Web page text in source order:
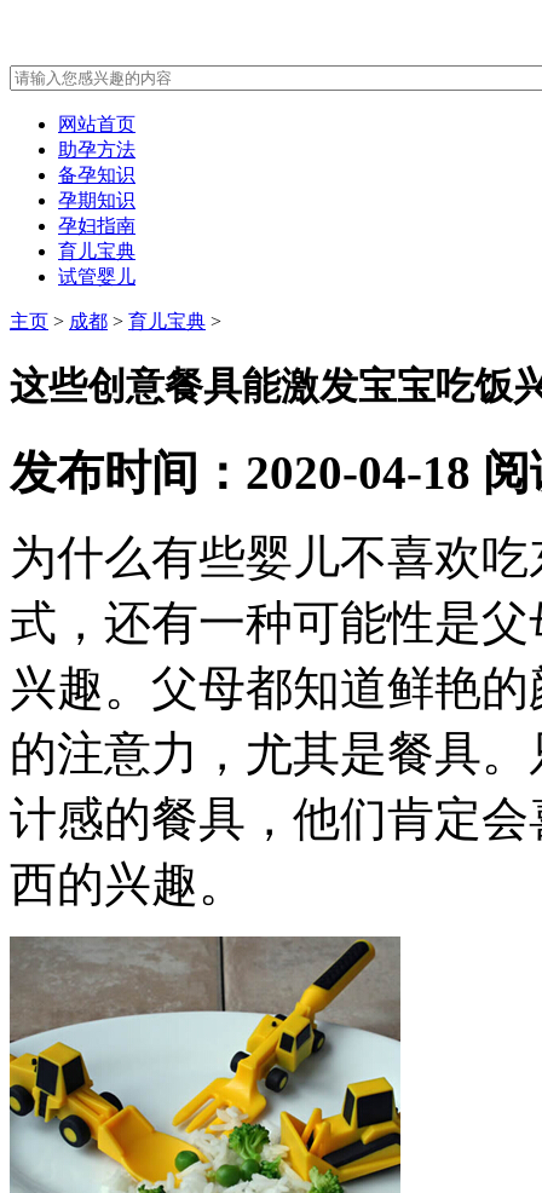
网站首页
助孕方法
备孕知识
孕期知识
孕妇指南
育儿宝典
试管婴儿
主页 > 成都 > 育儿宝典 >
这些创意餐具能激发宝宝吃饭
发布时间：2020-04-18
为什么有些婴儿不喜欢
式，还有一种可能性是
兴趣。父母都知道鲜艳
的注意力，尤其是餐具
计感的餐具，他们肯定
西的兴趣。